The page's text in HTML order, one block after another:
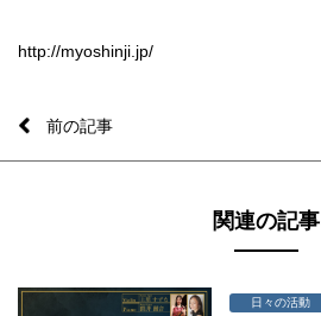
http://myoshinji.jp/
前の記事
関連の記事
日々の活動